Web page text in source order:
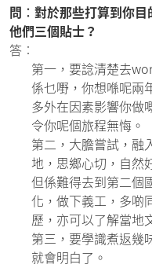
問︰對於那些打算到你
他們三個貼士？
答︰
第一，要諗清楚去
係乜嘢，你想喺呢兩
多外在因素影響你做
令你呢個旅程無悔。
第二，大膽嘗試，融
地，思鄉心切，自然
但係難得去到第二個
化，做下義工，多啲
歷，亦可以了解當地
第三，要學識煮返幾
就會明白了。